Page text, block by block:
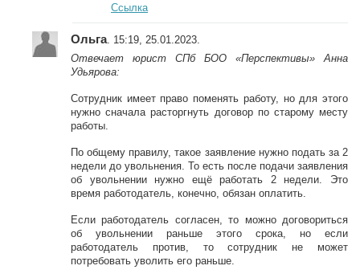
Ссылка
Ольга. 15:19, 25.01.2023.
Отвечает юрист СПб БОО «Перспективы» Анна
Удьярова:
Сотрудник имеет право поменять работу, но для этого
нужно сначала расторгнуть договор по старому месту
работы.
По общему правилу, такое заявление нужно подать за 2
недели до увольнения. То есть после подачи заявления
об увольнении нужно ещё работать 2 недели. Это
время работодатель, конечно, обязан оплатить.
Если работодатель согласен, то можно договориться
об увольнении раньше этого срока, но если
работодатель против, то сотрудник не может
потребовать уволить его раньше.